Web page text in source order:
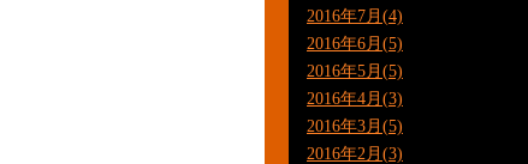
2016年7月(4)
2016年6月(5)
2016年5月(5)
2016年4月(3)
2016年3月(5)
2016年2月(3)